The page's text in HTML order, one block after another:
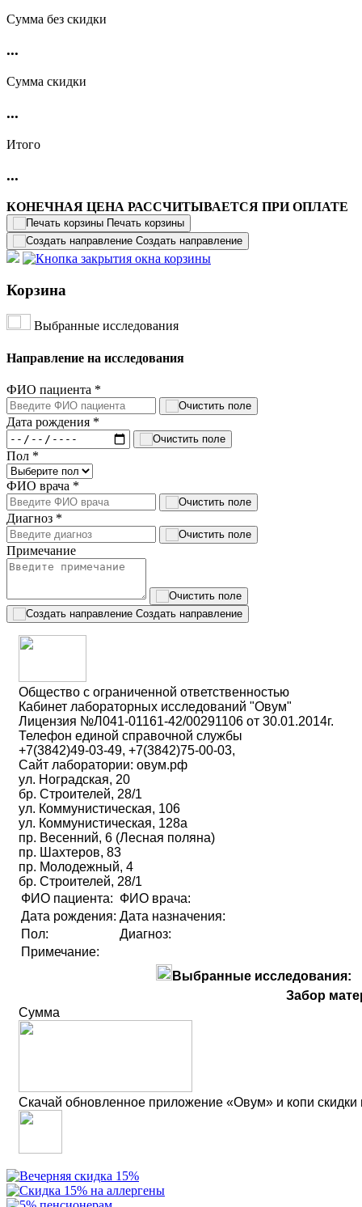
Cумма без скидки
...
Сумма скидки
...
Итого
...
КОНЕЧНАЯ ЦЕНА РАССЧИТЫВАЕТСЯ ПРИ ОПЛАТЕ
Печать корзины
Создать направление
Корзина
Выбранные исследования
Направление на исследования
ФИО пациента *
Дата рождения *
Пол *
ФИО врача *
Диагноз *
Примечание
Создать направление
Общество с ограниченной ответственностью
Кабинет лабораторных исследований "Овум"
Лицензия №Л041-01161-42/00291106 от 30.01.2014г.
Телефон единой справочной службы
+7(3842)49-03-49, +7(3842)75-00-03,
Сайт лаборатории: овум.рф
ул. Ноградская, 20
бр. Строителей, 28/1
ул. Коммунистическая, 106
ул. Коммунистическая, 128а
пр. Весенний, 6 (Лесная поляна)
пр. Шахтеров, 83
пр. Молодежный, 4
бр. Строителей, 28/1
ФИО пациента: ФИО врача:
Дата рождения: Дата назначения:
Пол:
Диагноз:
Примечание:
Выбранные исследования:
Забор
Сумма
Скачай обновленное приложение «Овум» и копи скидки